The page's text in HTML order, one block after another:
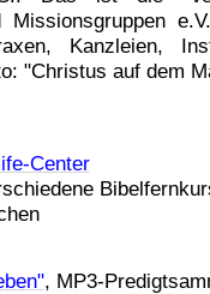
Missionsgruppen
Kanzleien,
"Christus auf dem
Center
, MP3-